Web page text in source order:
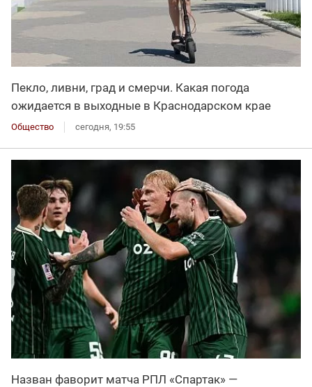
Пекло, ливни, град и смерчи. Какая погода
ожидается в выходные в Краснодарском крае
Общество сегодня, 19:55
Назван фаворит матча РПЛ «Спартак» —